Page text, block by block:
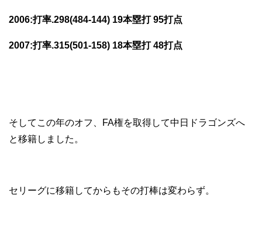
2006:打率.298(484-144) 19本塁打 95打点
2007:打率.315(501-158) 18本塁打 48打点
そしてこの年のオフ、FA権を取得して中日ドラゴンズへ
と移籍しました。
セリーグに移籍してからもその打棒は変わらず。